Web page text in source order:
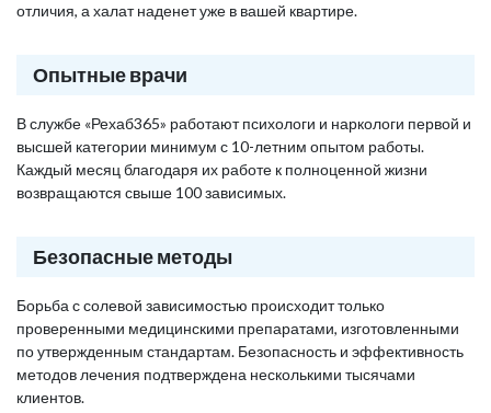
отличия, а халат наденет уже в вашей квартире.
Опытные врачи
В службе «Рехаб365» работают психологи и наркологи первой и
высшей категории минимум с 10-летним опытом работы.
Каждый месяц благодаря их работе к полноценной жизни
возвращаются свыше 100 зависимых.
Безопасные методы
Борьба с солевой зависимостью происходит только
проверенными медицинскими препаратами, изготовленными
по утвержденным стандартам. Безопасность и эффективность
методов лечения подтверждена несколькими тысячами
клиентов.